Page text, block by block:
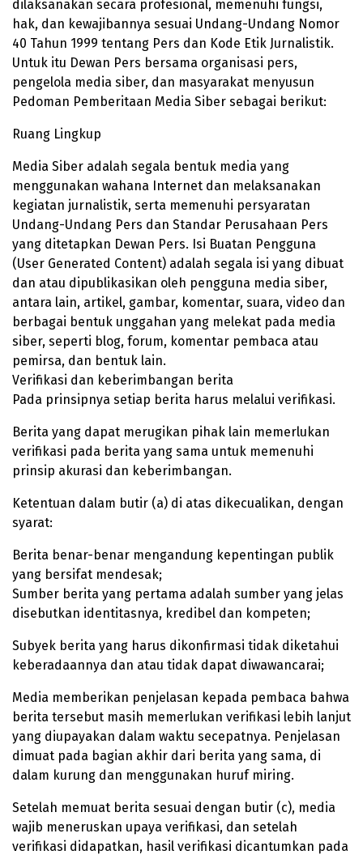
dilaksanakan secara profesional, memenuhi fungsi,
hak, dan kewajibannya sesuai Undang-Undang Nomor
40 Tahun 1999 tentang Pers dan Kode Etik Jurnalistik.
Untuk itu Dewan Pers bersama organisasi pers,
pengelola media siber, dan masyarakat menyusun
Pedoman Pemberitaan Media Siber sebagai berikut:
Ruang Lingkup
Media Siber adalah segala bentuk media yang
menggunakan wahana Internet dan melaksanakan
kegiatan jurnalistik, serta memenuhi persyaratan
Undang-Undang Pers dan Standar Perusahaan Pers
yang ditetapkan Dewan Pers. Isi Buatan Pengguna
(User Generated Content) adalah segala isi yang dibuat
dan atau dipublikasikan oleh pengguna media siber,
antara lain, artikel, gambar, komentar, suara, video dan
berbagai bentuk unggahan yang melekat pada media
siber, seperti blog, forum, komentar pembaca atau
pemirsa, dan bentuk lain.
Verifikasi dan keberimbangan berita
Pada prinsipnya setiap berita harus melalui verifikasi.
Berita yang dapat merugikan pihak lain memerlukan
verifikasi pada berita yang sama untuk memenuhi
prinsip akurasi dan keberimbangan.
Ketentuan dalam butir (a) di atas dikecualikan, dengan
syarat:
Berita benar-benar mengandung kepentingan publik
yang bersifat mendesak;
Sumber berita yang pertama adalah sumber yang jelas
disebutkan identitasnya, kredibel dan kompeten;
Subyek berita yang harus dikonfirmasi tidak diketahui
keberadaannya dan atau tidak dapat diwawancarai;
Media memberikan penjelasan kepada pembaca bahwa
berita tersebut masih memerlukan verifikasi lebih lanjut
yang diupayakan dalam waktu secepatnya. Penjelasan
dimuat pada bagian akhir dari berita yang sama, di
dalam kurung dan menggunakan huruf miring.
Setelah memuat berita sesuai dengan butir (c), media
wajib meneruskan upaya verifikasi, dan setelah
verifikasi didapatkan, hasil verifikasi dicantumkan pada